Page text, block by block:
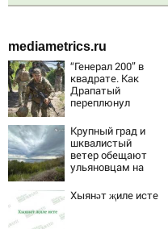
mediametrics.ru
“Генерал 200” в
квадрате. Как
Драпатый
переплюнул
Крупный град и
шквалистый
ветер обещают
ульяновцам на
Хыянәт җиле исте